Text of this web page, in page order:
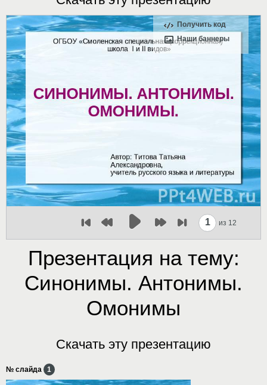
Получить код
Наши баннеры
1 из 12
Презентация на тему:
Синонимы. Антонимы.
Омонимы
Скачать эту презентацию
№ слайда 1